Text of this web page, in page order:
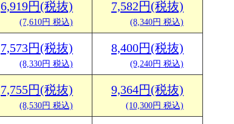
6,919円(税抜)
(7,610円 税込)
7,582円(税抜)
(8,340円 税込)
7,573円(税抜)
(8,330円 税込)
8,400円(税抜)
(9,240円 税込)
7,755円(税抜)
(8,530円 税込)
9,364円(税抜)
(10,300円 税込)